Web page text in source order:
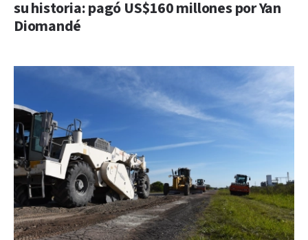
su historia: pagó US$160 millones por Yan
Diomandé